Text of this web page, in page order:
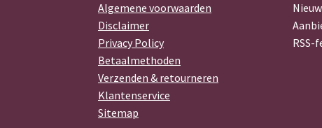
Algemene voorwaarden
Disclaimer
Privacy Policy
Betaalmethoden
Verzenden & retourneren
Klantenservice
Sitemap
RSS-